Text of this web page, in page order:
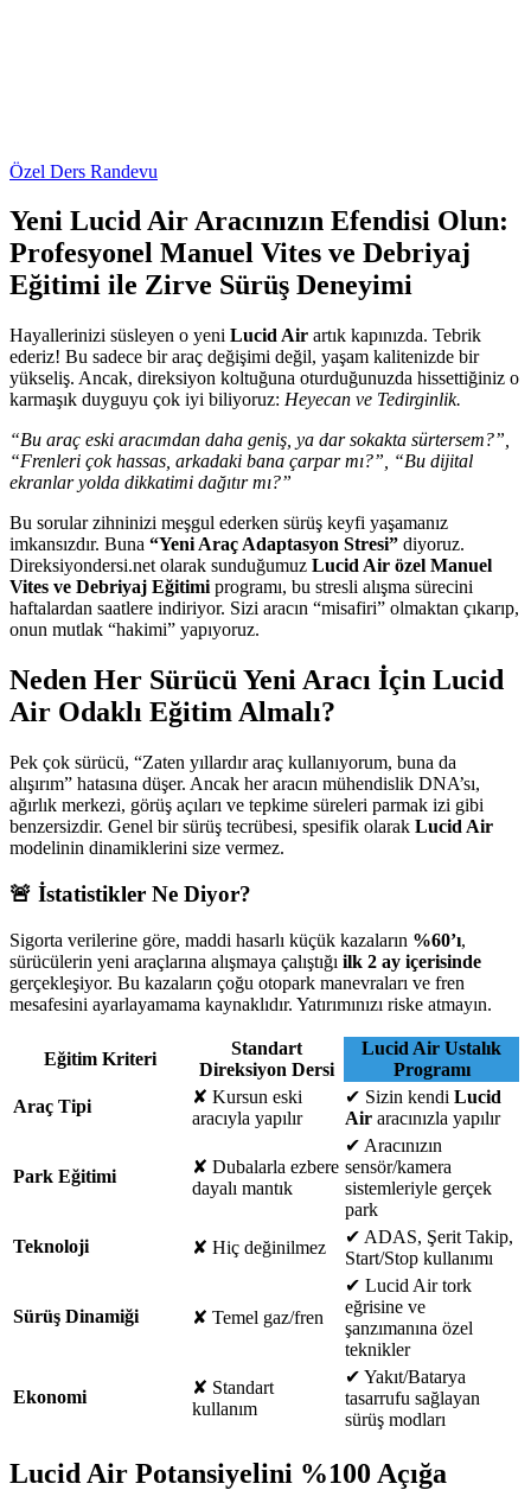
Özel Ders Randevu
Yeni Lucid Air Aracınızın Efendisi Olun:
Profesyonel Manuel Vites ve Debriyaj
Eğitimi ile Zirve Sürüş Deneyimi
Hayallerinizi süsleyen o yeni Lucid Air artık kapınızda. Tebrik
ederiz! Bu sadece bir araç değişimi değil, yaşam kalitenizde bir
yükseliş. Ancak, direksiyon koltuğuna oturduğunuzda hissettiğiniz o
karmaşık duyguyu çok iyi biliyoruz: Heyecan ve Tedirginlik.
“Bu araç eski aracımdan daha geniş, ya dar sokakta sürtersem?”,
“Frenleri çok hassas, arkadaki bana çarpar mı?”, “Bu dijital
ekranlar yolda dikkatimi dağıtır mı?”
Bu sorular zihninizi meşgul ederken sürüş keyfi yaşamanız
imkansızdır. Buna “Yeni Araç Adaptasyon Stresi” diyoruz.
Direksiyondersi.net olarak sunduğumuz Lucid Air özel Manuel
Vites ve Debriyaj Eğitimi programı, bu stresli alışma sürecini
haftalardan saatlere indiriyor. Sizi aracın “misafiri” olmaktan çıkarıp,
onun mutlak “hakimi” yapıyoruz.
Neden Her Sürücü Yeni Aracı İçin Lucid
Air Odaklı Eğitim Almalı?
Pek çok sürücü, “Zaten yıllardır araç kullanıyorum, buna da
alışırım” hatasına düşer. Ancak her aracın mühendislik DNA’sı,
ağırlık merkezi, görüş açıları ve tepkime süreleri parmak izi gibi
benzersizdir. Genel bir sürüş tecrübesi, spesifik olarak Lucid Air
modelinin dinamiklerini size vermez.
🚨 İstatistikler Ne Diyor?
Sigorta verilerine göre, maddi hasarlı küçük kazaların %60’ı,
sürücülerin yeni araçlarına alışmaya çalıştığı ilk 2 ay içerisinde
gerçekleşiyor. Bu kazaların çoğu otopark manevraları ve fren
mesafesini ayarlayamama kaynaklıdır. Yatırımınızı riske atmayın.
Eğitim Kriteri
Standart
Direksiyon Dersi
Lucid Air Ustalık
Programı
Araç Tipi
✘ Kursun eski
aracıyla yapılır
✔ Sizin kendi Lucid
Air aracınızla yapılır
Park Eğitimi ✘ Dubalarla ezbere
dayalı mantık
✔ Aracınızın
sensör/kamera
sistemleriyle gerçek
park
Teknoloji
✘ Hiç değinilmez
✔ ADAS, Şerit Takip,
Start/Stop kullanımı
Sürüş Dinamiği ✘ Temel gaz/fren
✔ Lucid Air tork
eğrisine ve
şanzımanına özel
teknikler
Ekonomi ✘ Standart
kullanım
✔ Yakıt/Batarya
tasarrufu sağlayan
sürüş modları
Lucid Air Potansiyelini %100 Açığa